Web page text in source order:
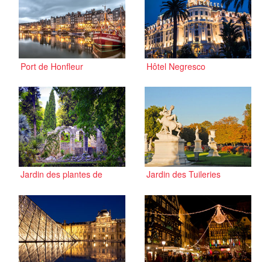
Port de Honfleur Hôtel Negresco
Jardin des plantes de
Jardin des Tuileries